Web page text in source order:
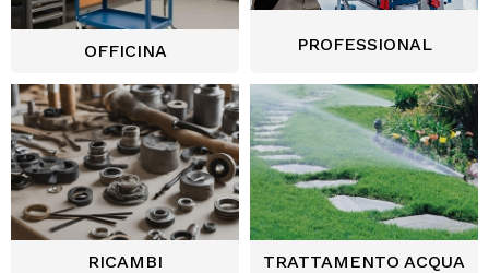
OFFICINA PROFESSIONAL
RICAMBI TRATTAMENTO ACQUA